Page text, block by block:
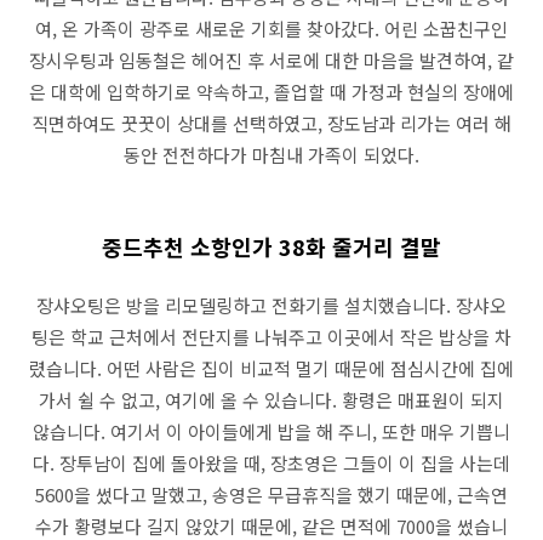
여, 온 가족이 광주로 새로운 기회를 찾아갔다. 어린 소꿉친구인
장시우팅과 임동철은 헤어진 후 서로에 대한 마음을 발견하여, 같
은 대학에 입학하기로 약속하고, 졸업할 때 가정과 현실의 장애에
직면하여도 꿋꿋이 상대를 선택하였고, 장도남과 리가는 여러 해
동안 전전하다가 마침내 가족이 되었다.
중드추천 소항인가 38화 줄거리 결말
장샤오팅은 방을 리모델링하고 전화기를 설치했습니다. 장샤오
팅은 학교 근처에서 전단지를 나눠주고 이곳에서 작은 밥상을 차
렸습니다. 어떤 사람은 집이 비교적 멀기 때문에 점심시간에 집에
가서 쉴 수 없고, 여기에 올 수 있습니다. 황령은 매표원이 되지
않습니다. 여기서 이 아이들에게 밥을 해 주니, 또한 매우 기쁩니
다. 장투남이 집에 돌아왔을 때, 장초영은 그들이 이 집을 사는데
5600을 썼다고 말했고, 송영은 무급휴직을 했기 때문에, 근속연
수가 황령보다 길지 않았기 때문에, 같은 면적에 7000을 썼습니